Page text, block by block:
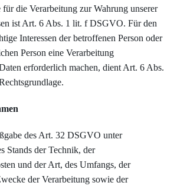
für die Verarbeitung zur Wahrung unserer
ist Art. 6 Abs. 1 lit. f DSGVO. Für den
Interessen der betroffenen Person oder
Person eine Verarbeitung
erforderlich machen, dient Art. 6 Abs.
des Art. 32 DSGVO unter
Stands der Technik, der
und der Art, des Umfangs, der
der Verarbeitung sowie der